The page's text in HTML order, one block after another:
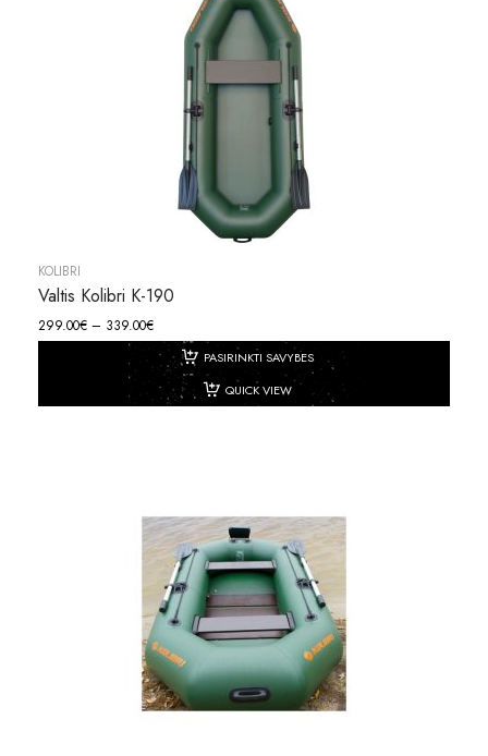
KOLIBRI
Valtis Kolibri K-190
299.00€ – 339.00€
PASIRINKTI SAVYBES
QUICK VIEW